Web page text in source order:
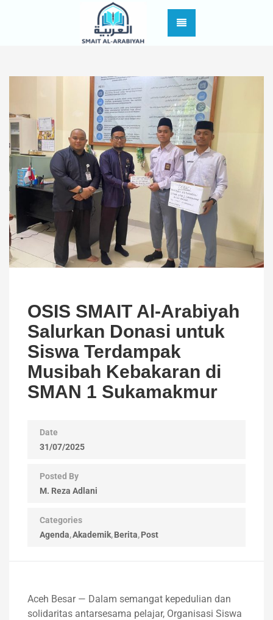
OSIS SMAIT Al-Arabiyah
Salurkan Donasi untuk
Siswa Terdampak
Musibah Kebakaran di
SMAN 1 Sukamakmur
Date
31/07/2025
Posted By
M. Reza Adlani
Categories
Agenda Akademik Berita Post
Aceh Besar — Dalam semangat kepedulian dan
solidaritas antarsesama pelajar, Organisasi Siswa